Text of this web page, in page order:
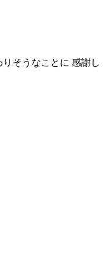
そうなことに 感謝し